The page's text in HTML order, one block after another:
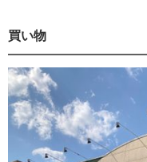
買い物